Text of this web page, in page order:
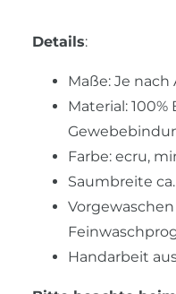
Details:
Maße: Je nach
Material:
Farbe: ecru,
Saumbreite
Handarbeit